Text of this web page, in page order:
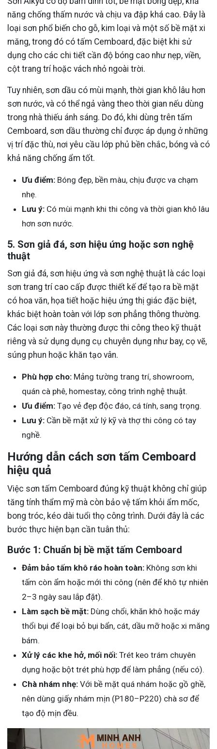
năng chống thấm nước và chịu va đập khá cao. Đây là
loại sơn phổ biến cho gỗ, kim loại và một số bề mặt xi
măng, trong đó có tấm Cemboard, đặc biệt khi sử
dụng cho các chi tiết cần độ bóng cao như nẹp, viền,
cột trang trí hoặc vách nhỏ ngoài trời.
Tuy nhiên, sơn dầu có mùi mạnh, thời gian khô lâu hơn
sơn nước, và có thể ngả vàng theo thời gian nếu dùng
trong nhà thiếu ánh sáng. Do đó, khi dùng trên tấm
Cemboard, sơn dầu thường chỉ được áp dụng ở những
vị trí đặc thù, nơi yêu cầu lớp phủ bền chắc, bóng và có
khả năng chống ẩm tốt.
Ưu điểm: Bóng đẹp, bền màu, chịu được va chạm
nhẹ.
Lưu ý: Có mùi mạnh khi thi công và thời gian khô lâu
hơn sơn nước.
5. Sơn giả đá, sơn hiệu ứng hoặc sơn nghệ
thuật
Sơn giả đá, sơn hiệu ứng và sơn nghệ thuật là các loại
sơn trang trí cao cấp được thiết kế để tạo ra bề mặt
có hoa văn, họa tiết hoặc hiệu ứng thị giác đặc biệt,
khác biệt hoàn toàn với lớp sơn phẳng thông thường.
Các loại sơn này thường được thi công theo kỹ thuật
riêng và sử dụng dụng cụ chuyên dụng như bay, cọ vẽ,
súng phun hoặc khăn tạo vân.
Phù hợp cho: Mảng tường trang trí, showroom,
quán cà phê, homestay, công trình nghệ thuật.
Ưu điểm: Tạo vẻ đẹp độc đáo, cá tính, sang trọng.
Lưu ý: Cần bề mặt xử lý kỹ và thợ thi công có tay
nghề.
Hướng dẫn cách sơn tấm Cemboard
hiệu quả
Việc sơn tấm Cemboard đúng kỹ thuật không chỉ giúp
tăng tính thẩm mỹ mà còn bảo vệ tấm khỏi ẩm mốc,
bong tróc, kéo dài tuổi thọ công trình. Dưới đây là các
bước thực hiện bạn cần tuân thủ:
Bước 1: Chuẩn bị bề mặt tấm Cemboard
Đảm bảo tấm khô ráo hoàn toàn: Không sơn khi
tấm còn ẩm hoặc mới thi công (nên để khô tự nhiên
2–3 ngày sau lắp đặt).
Làm sạch bề mặt: Dùng chổi, khăn khô hoặc máy
thổi bụi để loại bỏ bụi bẩn, cát, dầu mỡ hoặc xi măng
bám.
Xử lý các khe hở, mối nối: Trét keo trám chuyên
dụng hoặc bột trét phù hợp để làm phẳng (nếu có).
Chà nhám nhẹ: Với bề mặt quá nhám hoặc gồ ghề,
nên dùng giấy nhám mịn (P180–P220) chà sơ để
tạo độ mịn đều.